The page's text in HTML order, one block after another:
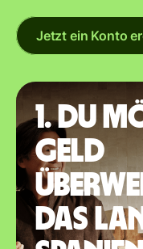
Jetzt ein Konto
1. Du
Geld
das